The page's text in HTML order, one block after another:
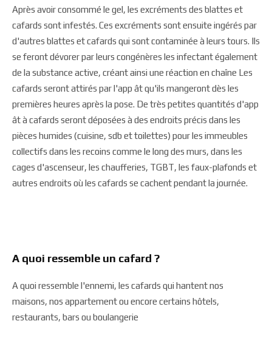
Après avoir consommé le gel, les excréments des blattes et
cafards sont infestés. Ces excréments sont ensuite ingérés par
d'autres blattes et cafards qui sont contaminée à leurs tours. Ils
se feront dévorer par leurs congénères les infectant également
de la substance active, créant ainsi une réaction en chaîne Les
cafards seront attirés par l'app ât qu'ils mangeront dès les
premières heures après la pose. De très petites quantités d'app
ât à cafards seront déposées à des endroits précis dans les
pièces humides (cuisine, sdb et toilettes) pour les immeubles
collectifs dans les recoins comme le long des murs, dans les
cages d'ascenseur, les chaufferies, TGBT, les faux-plafonds et
autres endroits où les cafards se cachent pendant la journée.
A quoi ressemble un cafard ?
A quoi ressemble l'ennemi, les cafards qui hantent nos
maisons, nos appartement ou encore certains hôtels,
restaurants, bars ou boulangerie